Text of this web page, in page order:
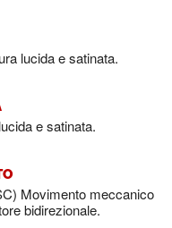
lucida e satinata.
e satinata.
Movimento meccanico
bidirezionale.